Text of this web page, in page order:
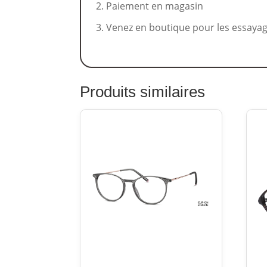
Paiement en magasin
Venez en boutique pour les
Produits similaires